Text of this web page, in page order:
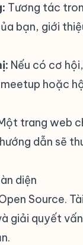
Tương tác
bạn, giới
Nếu có cơ
hoặc
trang web
dẫn sẽ
diện
Source.
giải quyết